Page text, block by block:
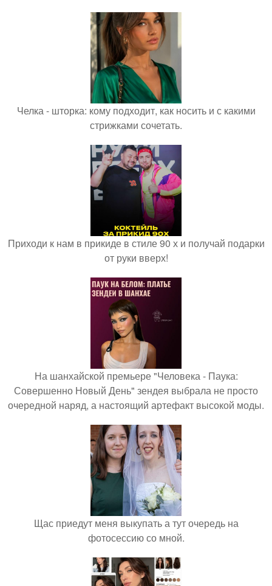
Челка - шторка: кому подходит, как носить и с какими
стрижками сочетать.
Приходи к нам в прикиде в стиле 90 х и получай подарки
от руки вверх!
На шанхайской премьере "Человека - Паука:
Совершенно Новый День" зендея выбрала не просто
очередной наряд, а настоящий артефакт высокой моды.
Щас приедут меня выкупать а тут очередь на
фотосессию со мной.